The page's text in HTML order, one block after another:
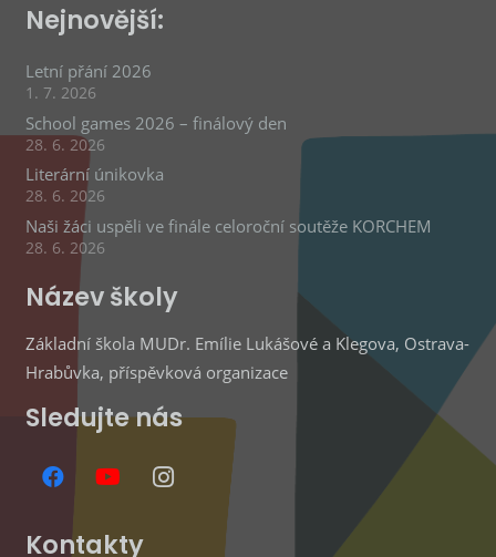
Nejnovější:
Letní přání 2026
1. 7. 2026
School games 2026 – finálový den
28. 6. 2026
Literární únikovka
28. 6. 2026
Naši žáci uspěli ve finále celoroční soutěže KORCHEM
28. 6. 2026
Název školy
Základní škola MUDr. Emílie Lukášové a Klegova, Ostrava-
Hrabůvka, příspěvková organizace
Sledujte nás
Kontakty